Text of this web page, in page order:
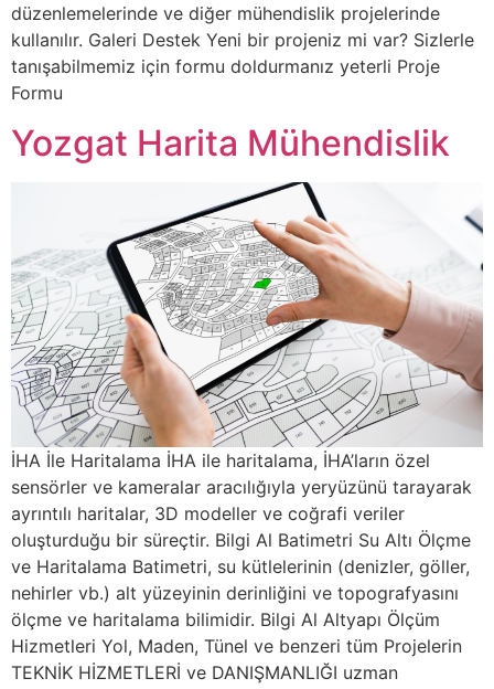
düzenlemelerinde ve diğer mühendislik projelerinde
kullanılır. Galeri Destek Yeni bir projeniz mi var? Sizlerle
tanışabilmemiz için formu doldurmanız yeterli Proje
Formu
Yozgat Harita Mühendislik
İHA İle Haritalama İHA ile haritalama, İHA’ların özel
sensörler ve kameralar aracılığıyla yeryüzünü tarayarak
ayrıntılı haritalar, 3D modeller ve coğrafi veriler
oluşturduğu bir süreçtir. Bilgi Al Batimetri Su Altı Ölçme
ve Haritalama Batimetri, su kütlelerinin (denizler, göller,
nehirler vb.) alt yüzeyinin derinliğini ve topografyasını
ölçme ve haritalama bilimidir. Bilgi Al Altyapı Ölçüm
Hizmetleri Yol, Maden, Tünel ve benzeri tüm Projelerin
TEKNİK HİZMETLERİ ve DANIŞMANLIĞI uzman